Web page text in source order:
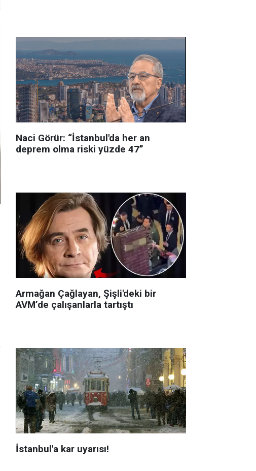
Naci Görür: “İstanbul'da her an
deprem olma riski yüzde 47”
Armağan Çağlayan, Şişli'deki bir
AVM’de çalışanlarla tartıştı
İstanbul'a kar uyarısı!